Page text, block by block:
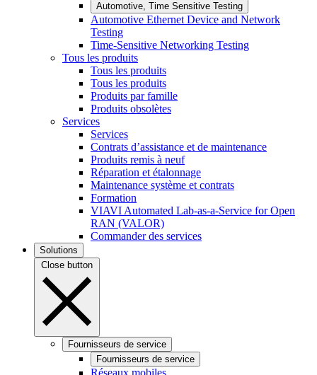
Automotive, Time Sensitive Testing
Automotive Ethernet Device and Network
Testing
Time-Sensitive Networking Testing
Tous les produits
Tous les produits
Tous les produits
Produits par famille
Produits obsolètes
Services
Services
Contrats d’assistance et de maintenance
Produits remis à neuf
Réparation et étalonnage
Maintenance système et contrats
Formation
VIAVI Automated Lab-as-a-Service for Open
RAN (VALOR)
Commander des services
Solutions
Close button
Fournisseurs de service
Fournisseurs de service